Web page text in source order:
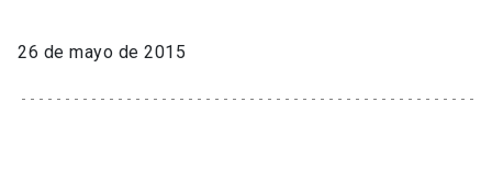
26 de mayo de 2015